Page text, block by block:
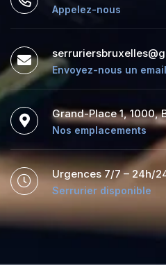
Appelez-nous
Envoyez-nous un email
Grand-Place 1, 1000,
Nos emplacements
Urgences 7/7 – 24h/
Serrurier disponible